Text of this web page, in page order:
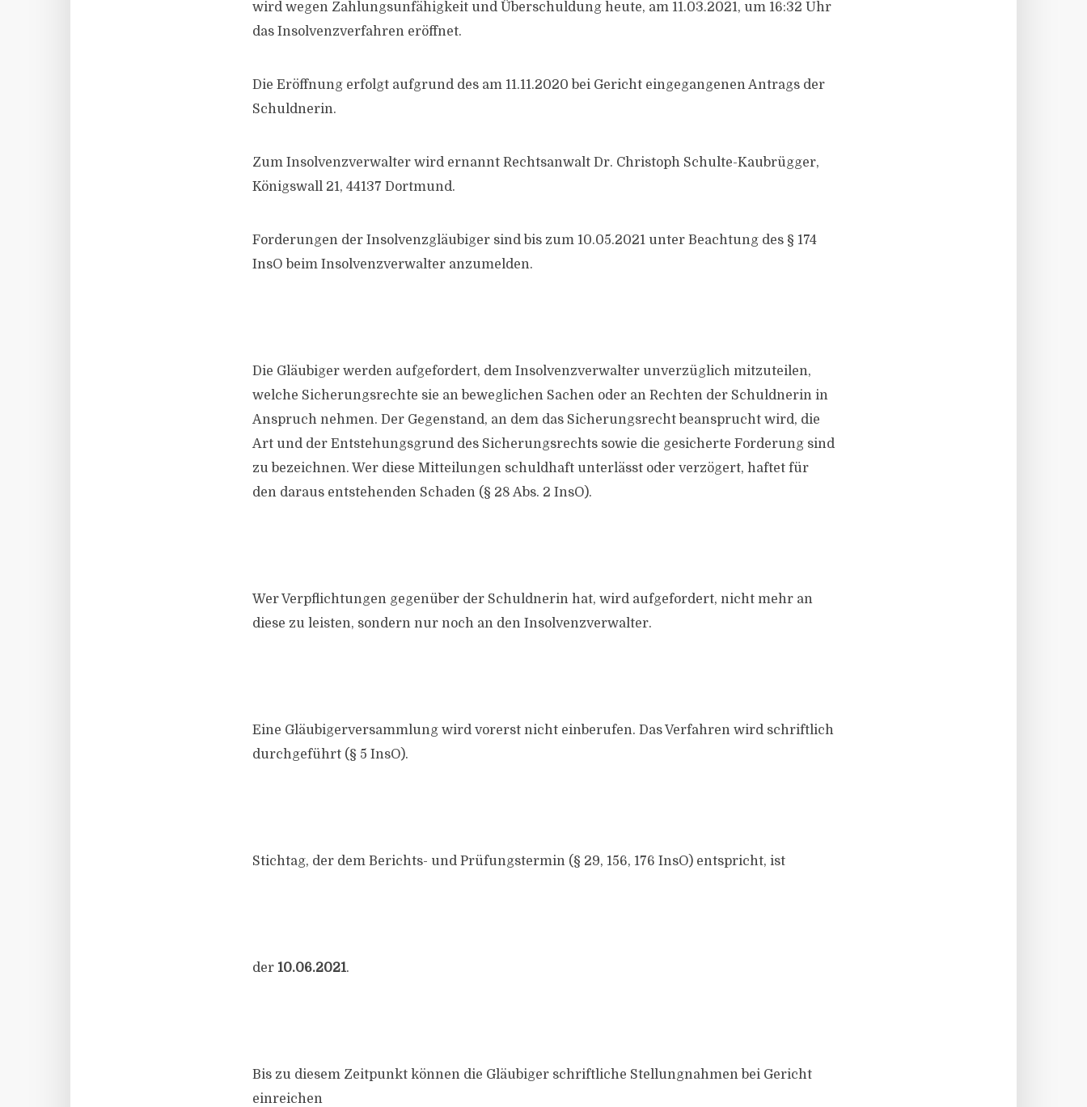
wird wegen Zahlungsunfähigkeit und Überschuldung heute, am 11.03.2021, um 16:32 Uhr
das Insolvenzverfahren eröffnet.
Die Eröffnung erfolgt aufgrund des am 11.11.2020 bei Gericht eingegangenen Antrags der
Schuldnerin.
Zum Insolvenzverwalter wird ernannt Rechtsanwalt Dr. Christoph Schulte-Kaubrügger,
Königswall 21, 44137 Dortmund.
Forderungen der Insolvenzgläubiger sind bis zum 10.05.2021 unter Beachtung des § 174
InsO beim Insolvenzverwalter anzumelden.
Die Gläubiger werden aufgefordert, dem Insolvenzverwalter unverzüglich mitzuteilen,
welche Sicherungsrechte sie an beweglichen Sachen oder an Rechten der Schuldnerin in
Anspruch nehmen. Der Gegenstand, an dem das Sicherungsrecht beansprucht wird, die
Art und der Entstehungsgrund des Sicherungsrechts sowie die gesicherte Forderung sind
zu bezeichnen. Wer diese Mitteilungen schuldhaft unterlässt oder verzögert, haftet für
den daraus entstehenden Schaden (§ 28 Abs. 2 InsO).
Wer Verpflichtungen gegenüber der Schuldnerin hat, wird aufgefordert, nicht mehr an
diese zu leisten, sondern nur noch an den Insolvenzverwalter.
Eine Gläubigerversammlung wird vorerst nicht einberufen. Das Verfahren wird schriftlich
durchgeführt (§ 5 InsO).
Stichtag, der dem Berichts- und Prüfungstermin (§ 29, 156, 176 InsO) entspricht, ist
der 10.06.2021.
Bis zu diesem Zeitpunkt können die Gläubiger schriftliche Stellungnahmen bei Gericht
einreichen